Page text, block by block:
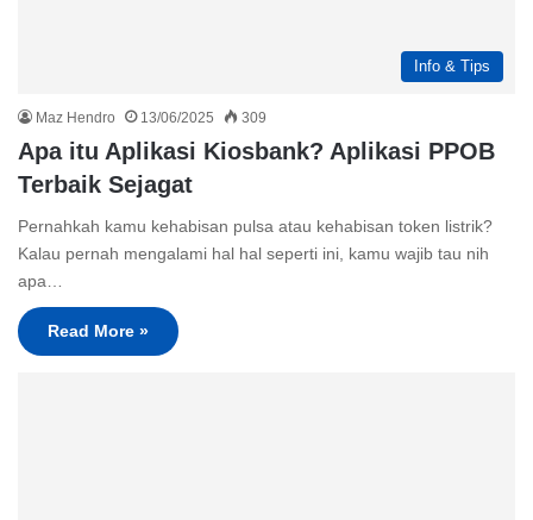
Info & Tips
Maz Hendro 13/06/2025 309
Apa itu Aplikasi Kiosbank? Aplikasi PPOB
Terbaik Sejagat
Pernahkah kamu kehabisan pulsa atau kehabisan token listrik?
Kalau pernah mengalami hal hal seperti ini, kamu wajib tau nih
apa…
Read More »